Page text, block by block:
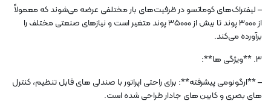
– لیفتراک‌های کوماتسو در ظرفیت‌های بار مختلفی عرضه می‌شوند که معمولاً
از 3000 پوند تا بیش از 35000 پوند متغیر است و نیازهای صنعتی مختلف را
برآورده می‌کند.
3. **ویژگی ها**:
– **ارگونومی پیشرفته**: برای راحتی اپراتور با صندلی های قابل تنظیم، کنترل
های بصری و کابین های جادار طراحی شده است.